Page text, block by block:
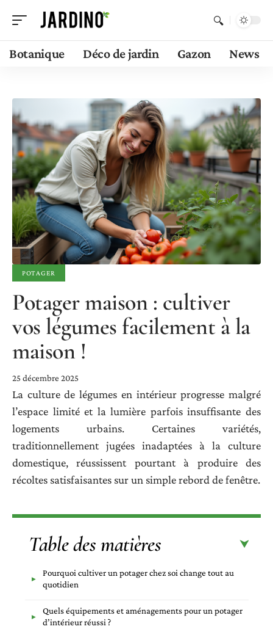
Botanique Déco de jardin Gazon News
POTAGER
Potager maison : cultiver
vos légumes facilement à la
maison !
25 décembre 2025
La culture de légumes en intérieur progresse malgré
l’espace limité et la lumière parfois insuffisante des
logements urbains. Certaines variétés,
traditionnellement jugées inadaptées à la culture
domestique, réussissent pourtant à produire des
récoltes satisfaisantes sur un simple rebord de fenêtre.
Table des matières
Pourquoi cultiver un potager chez soi change tout au
quotidien
Quels équipements et aménagements pour un potager
d’intérieur réussi ?